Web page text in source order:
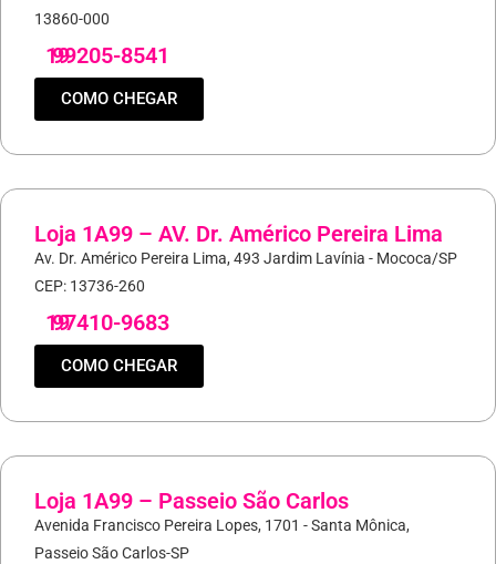
13860-000
19
99205-8541
COMO CHEGAR
Loja 1A99 – AV. Dr. Américo Pereira Lima
Av. Dr. Américo Pereira Lima, 493 Jardim Lavínia - Mococa/SP
CEP: 13736-260
19
97410-9683
COMO CHEGAR
Loja 1A99 – Passeio São Carlos
Avenida Francisco Pereira Lopes, 1701 - Santa Mônica,
Passeio São Carlos-SP